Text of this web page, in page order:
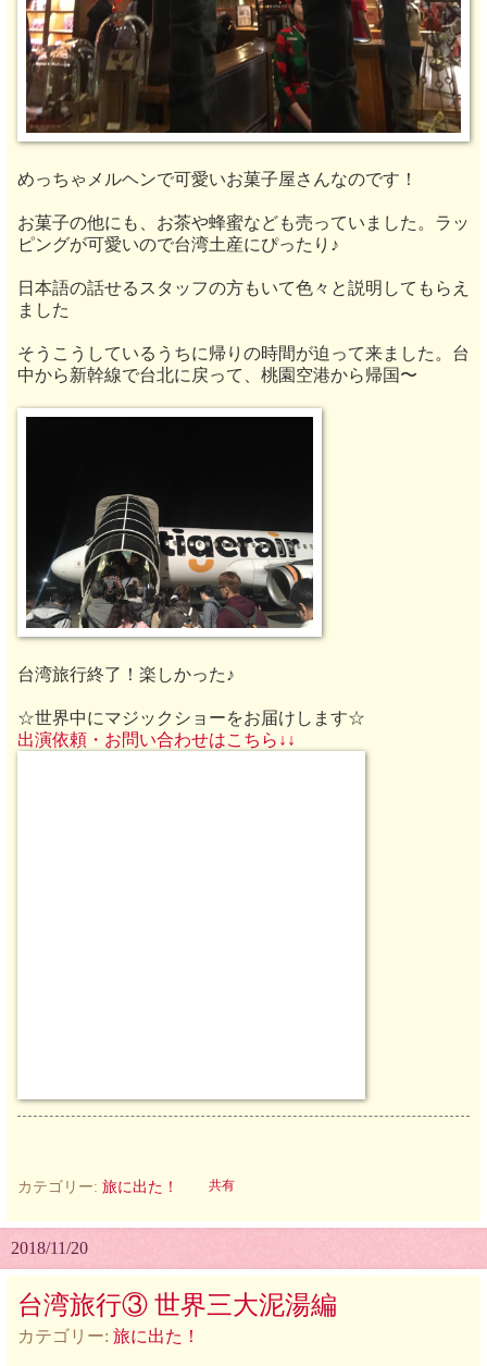
めっちゃメルヘンで可愛いお菓子屋さんなのです！
お菓子の他にも、お茶や蜂蜜なども売っていました。ラッ
ピングが可愛いので台湾土産にぴったり♪
日本語の話せるスタッフの方もいて色々と説明してもらえ
ました
そうこうしているうちに帰りの時間が迫って来ました。台
中から新幹線で台北に戻って、桃園空港から帰国〜
台湾旅行終了！楽しかった♪
☆世界中にマジックショーをお届けします☆
出演依頼・お問い合わせはこちら↓↓
カテゴリー: 旅に出た！ 共有
2018/11/20
台湾旅行③ 世界三大泥湯編
カテゴリー: 旅に出た！